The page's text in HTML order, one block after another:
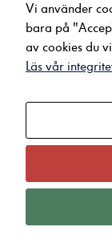
Försäljning
Lastbilar
Bussar
Nyheter
Kvalitet och miljö
Integritets- och
Vi använder
bara på
av cookies du
Läs vår